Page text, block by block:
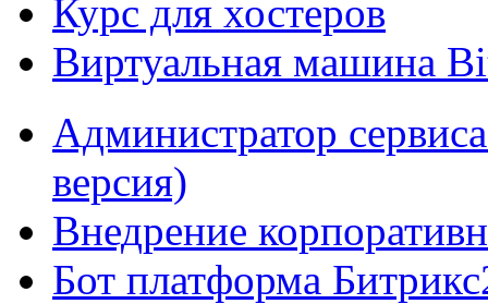
Курс для хостеров
Виртуальная машина
Администратор
версия)
Внедрение
Бот платформа